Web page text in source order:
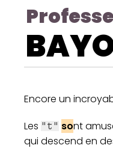
Encore un
Les "t" sont
qui descend en